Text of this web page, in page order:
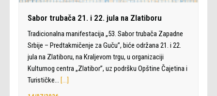
Sabor trubača 21. i 22. jula na Zlatiboru
Tradicionalna manifestacija „53. Sabor trubača Zapadne
Srbije – Predtakmičenje za Guču”, biće održana 21. i 22.
jula na Zlatiboru, na Kraljevom trgu, u organizaciji
Kulturnog centra „Zlatibor”, uz podršku Opštine Čajetina i
Turističke… […]